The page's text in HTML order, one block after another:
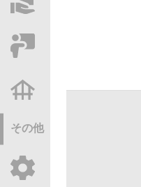
不動産基礎調査
その他